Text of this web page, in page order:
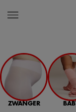
ZWANGER